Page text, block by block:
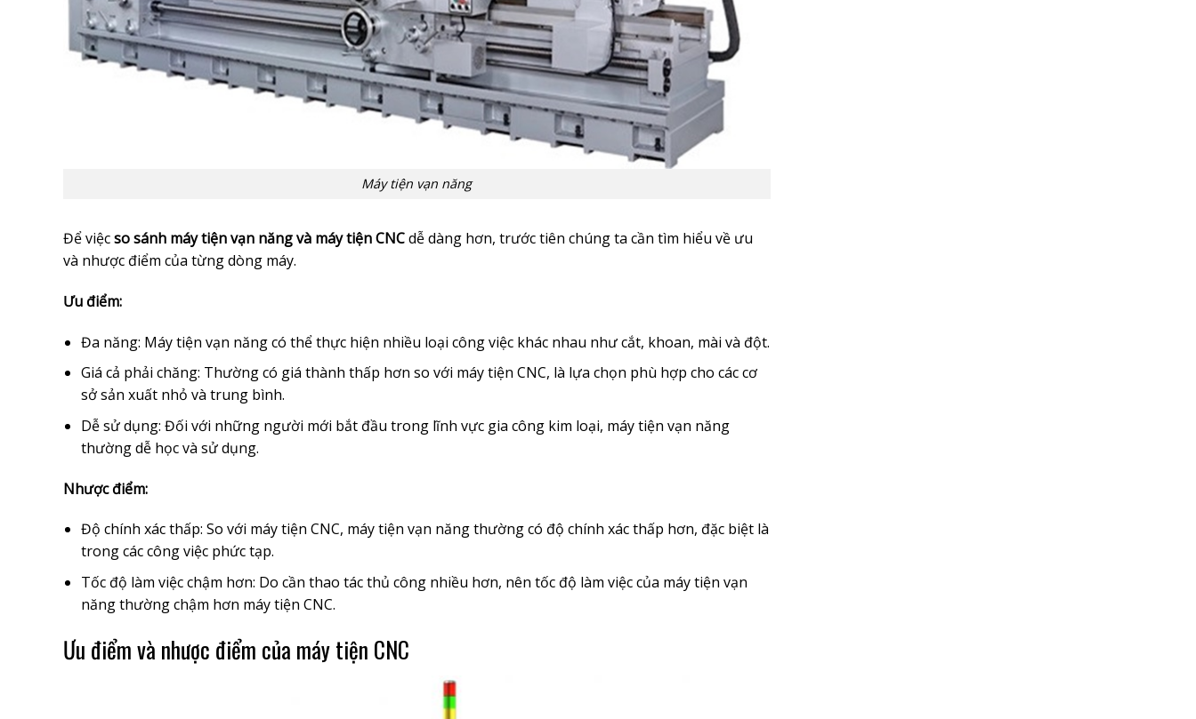
Máy tiện vạn năng
Để việcso sánh máy tiện vạn năng và máy tiện CNCdễ dàng hơn, trước tiên chúng ta cần tìm hiểu về ưu
và nhược điểm của từng dòng máy.
Ưu điểm:
Đa năng: Máy tiện vạn năng có thể thực hiện nhiều loại công việc khác nhau như cắt, khoan, mài và đột.
Giá cả phải chăng: Thường có giá thành thấp hơn so với máy tiện CNC, là lựa chọn phù hợp cho các cơ
sở sản xuất nhỏ và trung bình.
Dễ sử dụng: Đối với những người mới bắt đầu trong lĩnh vực gia công kim loại, máy tiện vạn năng
thường dễ học và sử dụng.
Nhược điểm:
Độ chính xác thấp: So với máy tiện CNC, máy tiện vạn năng thường có độ chính xác thấp hơn, đặc biệt là
trong các công việc phức tạp.
Tốc độ làm việc chậm hơn: Do cần thao tác thủ công nhiều hơn, nên tốc độ làm việc của máy tiện vạn
năng thường chậm hơn máy tiện CNC.
Ưu điểm và nhược điểm của máy tiện CNC